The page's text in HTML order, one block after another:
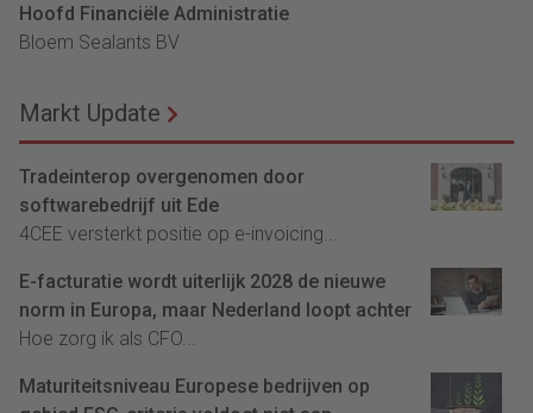
Hoofd Financiële Administratie
Bloem Sealants BV
Markt Update
Tradeinterop overgenomen door
softwarebedrijf uit Ede
4CEE versterkt positie op e-invoicing...
E-facturatie wordt uiterlijk 2028 de nieuwe
norm in Europa, maar Nederland loopt achter
Hoe zorg ik als CFO...
Maturiteitsniveau Europese bedrijven op